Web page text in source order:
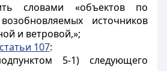
словами «объектов по
источников
и ветровой,»;
статьи 107:
5-1) следующего